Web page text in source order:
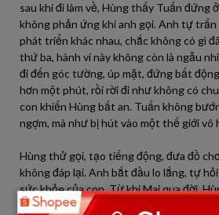
sau khi đi làm về, Hùng thấy Tuấn đứng
không phản ứng khi anh gọi. Anh tự trấn
phát triển khác nhau, chắc không có gì
thứ ba, hành vi này không còn là ngẫu
đi đến góc tường, úp mặt, đứng bất
hơn một phút, rồi rời đi như không có
con khiến Hùng bất an. Tuấn không
ngợm, mà như bị hút vào một thế giới vô
Hùng thử gọi, tạo tiếng động, đưa đồ
không đáp lại. Anh bắt đầu lo lắng, tự
sức khỏe của con. Từ khi Mai qua đời,
thái nửa tỉnh nửa mơ, cố gắng giữ mình